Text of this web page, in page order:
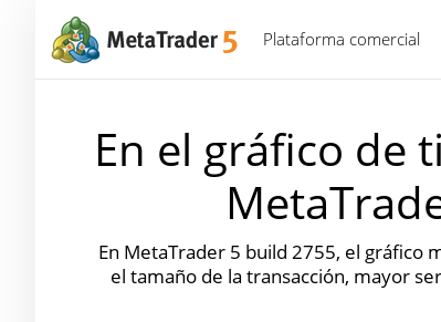
Plataforma comercial
En el gráfico de
En MetaTrader 5 build 2755, el gráfico
el tamaño de la transacción, mayor